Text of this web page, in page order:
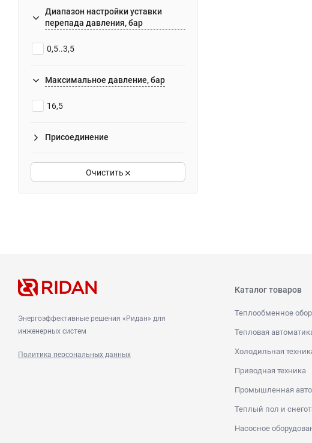
Диапазон настройки уставки
перепада давления, бар
0,5..3,5
Максимальное давление, бар
16,5
Присоединение
Очистить
Энергоэффективные решения «Ридан» для
инженерных систем
Политика персональных данных
Каталог товаров
Теплообменное
Тепловая
Холодильная
Приводная техника
Промышленная
Теплый пол и
Насосное